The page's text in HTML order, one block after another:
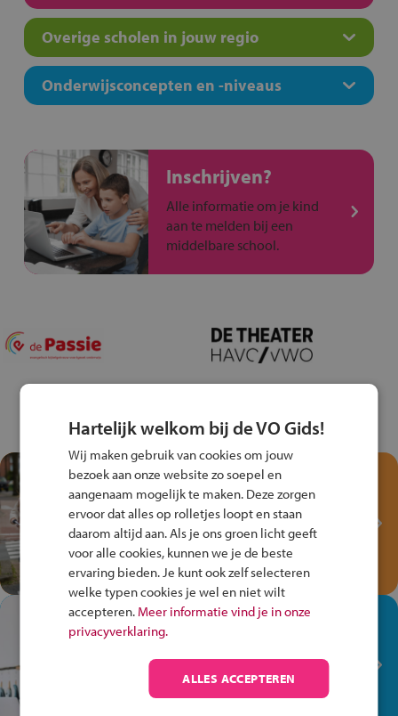
Overige scholen in jouw regio
Onderwijsconcepten en -niveaus
Inschrijven?
Alle informatie om je kind
aan te melden bij een
middelbare school.
Test je kennis met het
Fiets Veilig
Verkeersspel!
Speel het Fiets Veilig Verkeersspel
en win een Cortina-fiets!
In de winkel ben je op je
plek!
Ontdek via het vmbo jouw talent
op de winkelvloer, waar elke dag
Hartelijk welkom bij de VO Gids!
Wij maken gebruik van cookies om jouw
bezoek aan onze website zo soepel en
aangenaam mogelijk te maken. Deze zorgen
ervoor dat alles op rolletjes loopt en staan
daarom altijd aan. Als je ons groen licht geeft
voor alle cookies, kunnen we je de beste
ervaring bieden. Je kunt ook zelf selecteren
welke typen cookies je wel en niet wilt
accepteren. Meer informatie vind je in onze
privacyverklaring.
ALLES ACCEPTEREN